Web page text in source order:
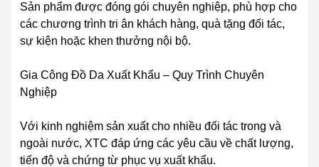
Sản phẩm được đóng gói chuyên nghiệp, phù hợp cho
các chương trình tri ân khách hàng, quà tặng đối tác,
sự kiện hoặc khen thưởng nội bộ.
Gia Công Đồ Da Xuất Khẩu – Quy Trình Chuyên
Nghiệp
Với kinh nghiệm sản xuất cho nhiều đối tác trong và
ngoài nước, XTC đáp ứng các yêu cầu về chất lượng,
tiến độ và chứng từ phục vụ xuất khẩu.